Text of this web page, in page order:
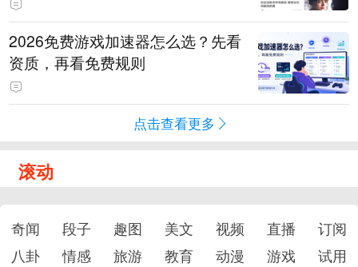
2026免费游戏加速器怎么选？先看
资质，再看免费规则
点击查看更多
滚动
奇闻 段子 趣图 美文 视频 直播
订阅
八卦
情感 旅游 教育 动漫 游戏 试用